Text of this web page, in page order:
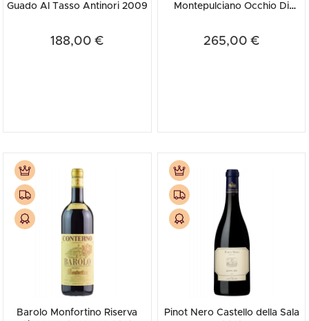
Guado Al Tasso Antinori 2009
188,00 €
Montepulciano Occhio Di
265,00 €
Barolo Monfortino Riserva
Pinot Nero Castello della Sala